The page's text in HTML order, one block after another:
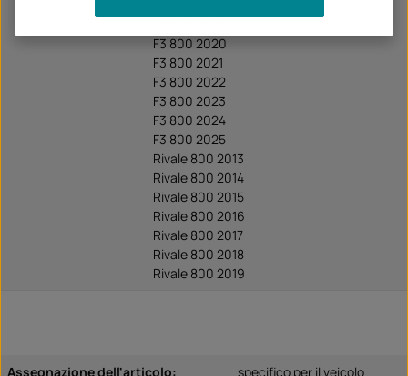
F3 800 2020
F3 800 2021
F3 800 2022
F3 800 2023
F3 800 2024
F3 800 2025
Rivale 800 2013
Rivale 800 2014
Rivale 800 2015
Rivale 800 2016
Rivale 800 2017
Rivale 800 2018
Rivale 800 2019
Assegnazione dell'articolo: specifico per il veicolo